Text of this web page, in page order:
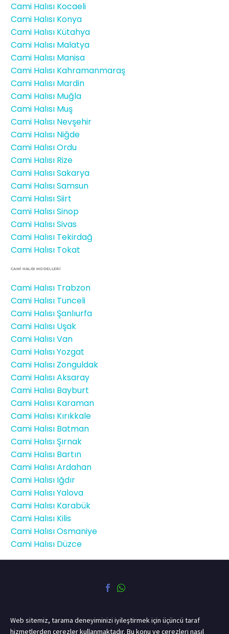
Cami Halısı Kocaeli
Cami Halısı Konya
Cami Halısı Kütahya
Cami Halısı Malatya
Cami Halısı Manisa
Cami Halısı Kahramanmaraş
Cami Halısı Mardin
Cami Halısı Muğla
Cami Halısı Muş
Cami Halısı Nevşehir
Cami Halısı Niğde
Cami Halısı Ordu
Cami Halısı Rize
Cami Halısı Sakarya
Cami Halısı Samsun
Cami Halısı Siirt
Cami Halısı Sinop
Cami Halısı Sivas
Cami Halısı Tekirdağ
Cami Halısı Tokat
CAMİ HALISI MODELLERI
Cami Halısı Trabzon
Cami Halısı Tunceli
Cami Halısı Şanlıurfa
Cami Halısı Uşak
Cami Halısı Van
Cami Halısı Yozgat
Cami Halısı Zonguldak
Cami Halısı Aksaray
Cami Halısı Bayburt
Cami Halısı Karaman
Cami Halısı Kırıkkale
Cami Halısı Batman
Cami Halısı Şırnak
Cami Halısı Bartın
Cami Halısı Ardahan
Cami Halısı Iğdır
Cami Halısı Yalova
Cami Halısı Karabük
Cami Halısı Kilis
Cami Halısı Osmaniye
Cami Halısı Düzce
Web sitemiz, tarama deneyiminizi iyileştirmek için üçüncü taraf
hizmetlerden çerezler kullanmaktadır. Bu konu ve çerezleri nasıl